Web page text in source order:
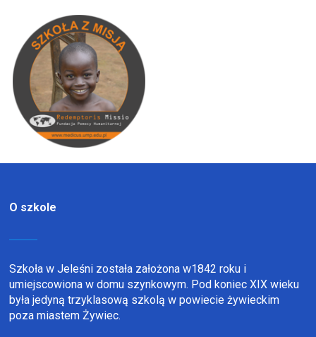
O szkole
Szkoła w Jeleśni została założona w1842 roku i
umiejscowiona w domu szynkowym. Pod koniec XIX wieku
była jedyną trzyklasową szkolą w powiecie żywieckim
poza miastem Żywiec.